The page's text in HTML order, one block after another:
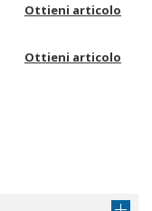
Ottieni articolo
Ottieni articolo